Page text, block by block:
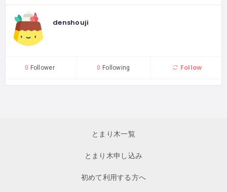
denshouji
0 Follower 0 Following Follow
とまり木一覧
とまり木申し込み
初めて利用する方へ